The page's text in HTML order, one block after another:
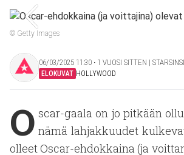
© Getty Images
06/03/2025 11:30 ‧ 1 VUOSI SITTEN |
ELOKUVAT HOLLYWOOD
O scar-gaala on jo pitkään
nämä lahjakkuudet
olleet Oscar-ehdokkaina (ja